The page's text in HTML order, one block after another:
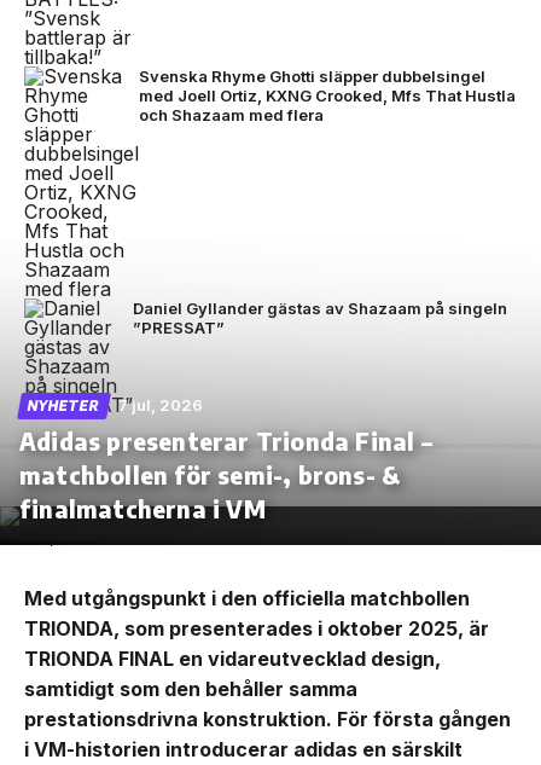
Svenska Rhyme Ghotti släpper dubbelsingel
med Joell Ortiz, KXNG Crooked, Mfs That Hustla
och Shazaam med flera
Daniel Gyllander gästas av Shazaam på singeln
”PRESSAT”
NYHETER 7 jul, 2026
Adidas presenterar Trionda Final –
matchbollen för semi-, brons- &
finalmatcherna i VM
Med utgångspunkt i den officiella matchbollen
TRIONDA, som presenterades i oktober 2025, är
TRIONDA FINAL en vidareutvecklad design,
samtidigt som den behåller samma
prestationsdrivna konstruktion. För första gången
i VM-historien introducerar adidas en särskilt